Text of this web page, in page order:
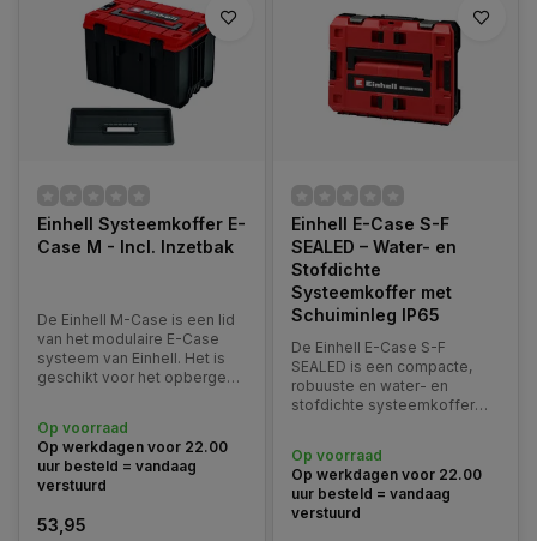
Einhell Systeemkoffer E-
Case M - Incl. Inzetbak
De Einhell M-Case is een lid
van het modulaire E-Case
systeem van Einhell. Het is
geschikt voor het opbergen
accessoires. Het
vergrendelingssysteem
zorgt voor de verbinding van
gestapelde koffers, dit
Op voorraad
Op werkdagen voor 22.00
uur besteld = vandaag
verstuurd
53,95
Einhell E-Case S-F
SEALED – Water- en
Stofdichte
Systeemkoffer met
Schuiminleg IP65
De Einhell E-Case S-F
SEALED is een compacte,
robuuste en water- en
stofdichte systeemkoffer
opbergsysteem.
Op voorraad
Op werkdagen voor 22.00
uur besteld = vandaag
verstuurd